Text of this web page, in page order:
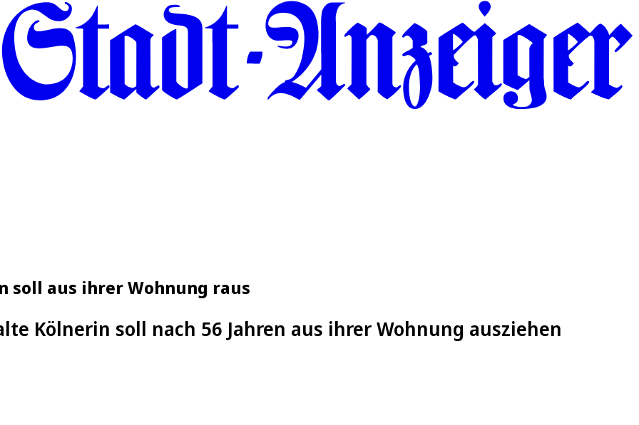
soll aus ihrer Wohnung raus
Kölnerin soll nach 56 Jahren aus ihrer Wohnung ausziehen